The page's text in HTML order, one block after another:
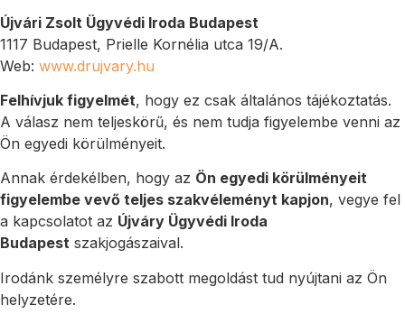
Újvári Zsolt Ügyvédi Iroda Budapest
1117 Budapest, Prielle Kornélia utca 19/A.
Web: www.drujvary.hu
Felhívjuk figyelmét, hogy ez csak általános tájékoztatás.
A válasz nem teljeskörű, és nem tudja figyelembe venni az
Ön egyedi körülményeit.
Annak érdekélben, hogy az Ön egyedi körülményeit
figyelembe vevő teljes szakvéleményt kapjon, vegye fel
a kapcsolatot az Újváry Ügyvédi Iroda
Budapest szakjogászaival.
Irodánk személyre szabott megoldást tud nyújtani az Ön
helyzetére.